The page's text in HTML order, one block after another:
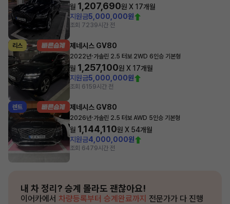
월 1,207,690원 X 17개월
지원금5,000,000원
조회 7239시간 전
리스 제네시스 GV80
2022년·가솔린 2.5 터보 2WD 6인승 기본형
월 1,257,100원 X 17개월
지원금5,000,000원
조회 6159시간 전
렌트 제네시스 GV80
2026년·가솔린 2.5 터보 AWD 5인승 기본형
월 1,144,110원 X 54개월
지원금4,000,000원
조회 6479시간 전
내 차 정리? 승계 몰라도 괜찮아요!
이어카에서 차량등록부터 승계완료까지 전문가가 다 진행